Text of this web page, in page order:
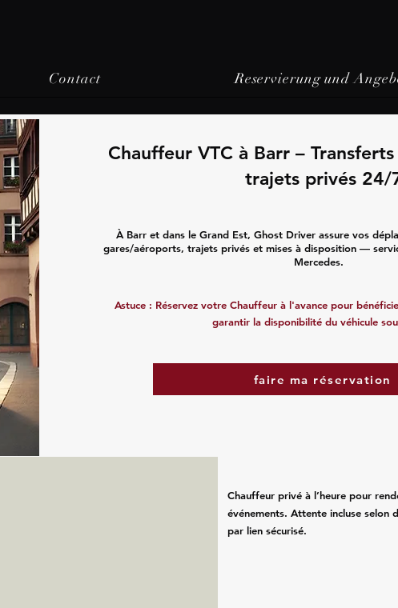
Contact Reservierung und
Chauffeur VTC à Barr –
trajets privés 24/
À Barr et dans le Grand Est, Ghost Driver assure vos
gares/aéroports, trajets privés et mises à disposition —
Mercedes.
Astuce : Réservez votre Chauffeur à l'avance pour
garantir la disponibilité du véhicule
faire ma réservation
Chauffeur privé à l’heure pour
événements. Attente incluse selon
par lien sécurisé.